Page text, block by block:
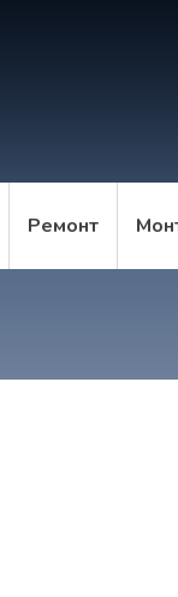
Ремонт